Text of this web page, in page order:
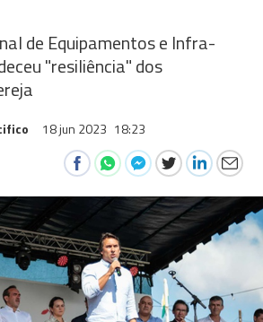
de Equipamentos e Infra-
"resiliência" dos
18 jun 2023 18:23